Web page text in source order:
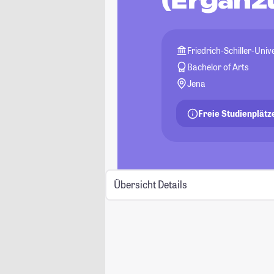
Friedrich-Schiller-
Bachelor of Arts
Jena
Freie
Übersicht Details